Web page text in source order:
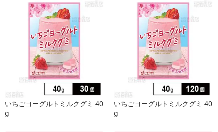
いちごヨーグルトミルクグミ 40
g
いちごヨーグルトミルクグミ 40
g